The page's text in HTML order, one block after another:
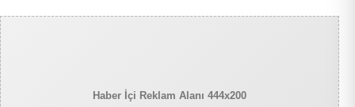
Haber İçi Reklam Alanı 444x200